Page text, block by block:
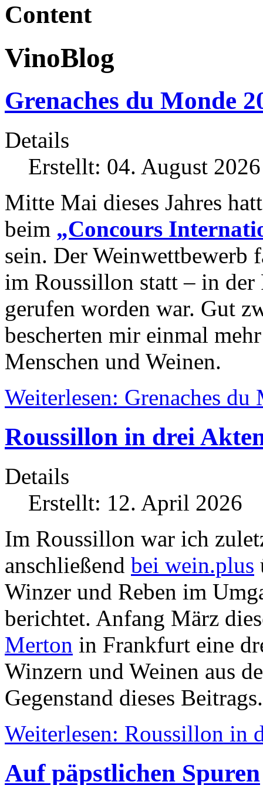
Content
VinoBlog
Grenaches du Monde
Details
Erstellt: 04. August 2026
Mitte Mai dieses Jahres
beim „Concours
sein. Der Weinwettbewerb
im Roussillon statt – in
gerufen worden war. Gut
bescherten mir einmal
Menschen und Weinen.
Weiterlesen: Grenaches du
Roussillon in drei
Details
Erstellt: 12. April 2026
Im Roussillon war ich
anschließend bei wein.plus
Winzer und Reben im
berichtet. Anfang März
Merton in Frankfurt eine
Winzern und Weinen aus
Gegenstand dieses Beitrags.
Weiterlesen: Roussillon in
Auf päpstlichen Spuren